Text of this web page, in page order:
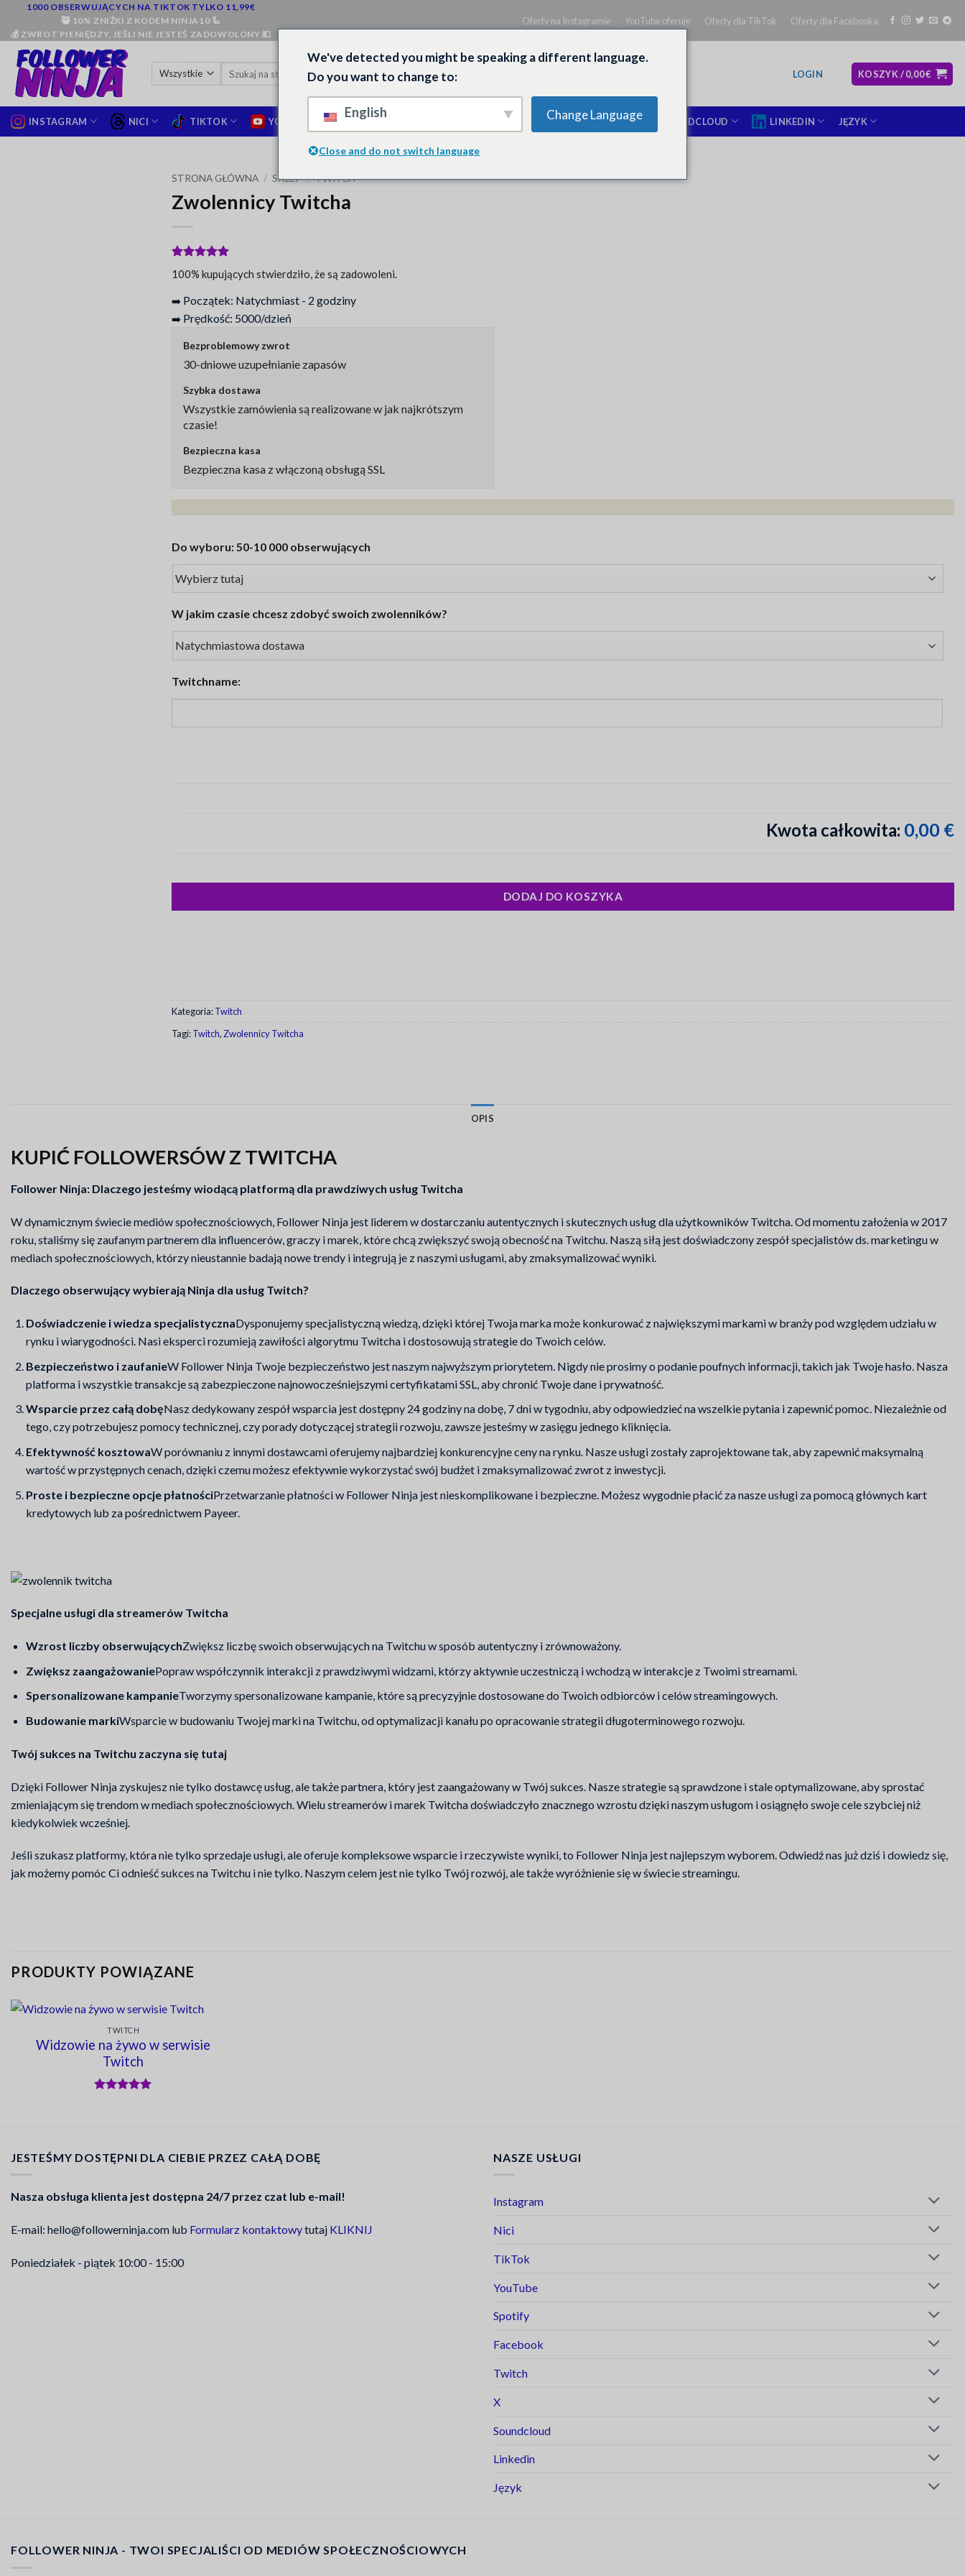
Przejdź
treści
1000 OBSERWUJĄCYCH NA TIKTOK TYLKO 11,99€
🥷 10% ZNIŻKI Z KODEM NINJA10 🦾
💰 ZWROT PIENIĘDZY, JEŚLI NIE JESTEŚ ZADOWOLONY 💵
Oferty na Instagramie YouTube oferuje Oferty dla TikTok Oferty dla Facebooka
LOGIN KOSZYK /0,00€
INSTAGRAM NICI TIKTOK YOUTUBE SPOTIFY TWITCH X SOUNDCLOUD LINKEDIN JĘZYK
STRONA GŁÓWNA / SKLEP / TWITCH
Zwolennicy Twitcha
Oceniony
5
na 5 na
32
ocen
klientów
100% kupujących stwierdziło, że są zadowoleni.
➡️ Początek: Natychmiast - 2 godziny
➡️ Prędkość: 5000/dzień
Bezproblemowy zwrot
30-dniowe uzupełnianie zapasów
Szybka dostawa
Wszystkie zamówienia są realizowane w jak najkrótszym
czasie!
Bezpieczna kasa
Bezpieczna kasa z włączoną obsługą SSL
Do wyboru: 50-10 000 obserwujących
W jakim czasie chcesz zdobyć swoich zwolenników?
Twitchname:
Kwota całkowita: 0,00 €
DODAJ DO KOSZYKA
Kategoria:Twitch
Tagi:Twitch,Zwolennicy Twitcha
OPIS
KUPIĆ FOLLOWERSÓW Z TWITCHA
Follower Ninja: Dlaczego jesteśmy wiodącą platformą dla prawdziwych usług Twitcha
W dynamicznym świecie mediów społecznościowych, Follower Ninja jest liderem w dostarczaniu autentycznych i skutecznych usług dla użytkowników Twitcha. Od momentu założenia w 2017
roku, staliśmy się zaufanym partnerem dla influencerów, graczy i marek, które chcą zwiększyć swoją obecność na Twitchu. Naszą siłą jest doświadczony zespół specjalistów ds. marketingu w
mediach społecznościowych, którzy nieustannie badają nowe trendy i integrują je z naszymi usługami, aby zmaksymalizować wyniki.
Dlaczego obserwujący wybierają Ninja dla usług Twitch?
Doświadczenie i wiedza specjalistycznaDysponujemy specjalistyczną wiedzą, dzięki której Twoja marka może konkurować z największymi markami w branży pod względem udziału w
rynku i wiarygodności. Nasi eksperci rozumieją zawiłości algorytmu Twitcha i dostosowują strategie do Twoich celów.
Bezpieczeństwo i zaufanieW Follower Ninja Twoje bezpieczeństwo jest naszym najwyższym priorytetem. Nigdy nie prosimy o podanie poufnych informacji, takich jak Twoje hasło. Nasza
platforma i wszystkie transakcje są zabezpieczone najnowocześniejszymi certyfikatami SSL, aby chronić Twoje dane i prywatność.
Wsparcie przez całą dobęNasz dedykowany zespół wsparcia jest dostępny 24 godziny na dobę, 7 dni w tygodniu, aby odpowiedzieć na wszelkie pytania i zapewnić pomoc. Niezależnie od
tego, czy potrzebujesz pomocy technicznej, czy porady dotyczącej strategii rozwoju, zawsze jesteśmy w zasięgu jednego kliknięcia.
Efektywność kosztowaW porównaniu z innymi dostawcami oferujemy najbardziej konkurencyjne ceny na rynku. Nasze usługi zostały zaprojektowane tak, aby zapewnić maksymalną
wartość w przystępnych cenach, dzięki czemu możesz efektywnie wykorzystać swój budżet i zmaksymalizować zwrot z inwestycji.
Proste i bezpieczne opcje płatnościPrzetwarzanie płatności w Follower Ninja jest nieskomplikowane i bezpieczne. Możesz wygodnie płacić za nasze usługi za pomocą głównych kart
kredytowych lub za pośrednictwem Payeer.
Specjalne usługi dla streamerów Twitcha
Wzrost liczby obserwującychZwiększ liczbę swoich obserwujących na Twitchu w sposób autentyczny i zrównoważony.
Zwiększ zaangażowaniePopraw współczynnik interakcji z prawdziwymi widzami, którzy aktywnie uczestniczą i wchodzą w interakcje z Twoimi streamami.
Spersonalizowane kampanieTworzymy spersonalizowane kampanie, które są precyzyjnie dostosowane do Twoich odbiorców i celów streamingowych.
Budowanie markiWsparcie w budowaniu Twojej marki na Twitchu, od optymalizacji kanału po opracowanie strategii długoterminowego rozwoju.
Twój sukces na Twitchu zaczyna się tutaj
Dzięki Follower Ninja zyskujesz nie tylko dostawcę usług, ale także partnera, który jest zaangażowany w Twój sukces. Nasze strategie są sprawdzone i stale optymalizowane, aby sprostać
zmieniającym się trendom w mediach społecznościowych. Wielu streamerów i marek Twitcha doświadczyło znacznego wzrostu dzięki naszym usługom i osiągnęło swoje cele szybciej niż
kiedykolwiek wcześniej.
Jeśli szukasz platformy, która nie tylko sprzedaje usługi, ale oferuje kompleksowe wsparcie i rzeczywiste wyniki, to Follower Ninja jest najlepszym wyborem. Odwiedź nas już dziś i dowiedz się,
jak możemy pomóc Ci odnieść sukces na Twitchu i nie tylko. Naszym celem jest nie tylko Twój rozwój, ale także wyróżnienie się w świecie streamingu.
PRODUKTY POWIĄZANE
TWITCH
Widzowie na żywo w serwisie
Twitch
JESTEŚMY DOSTĘPNI DLA CIEBIE PRZEZ CAŁĄ DOBĘ
Nasza obsługa klienta jest dostępna 24/7 przez czat lub e-mail!
E-mail: hello@followerninja.com lub Formularz kontaktowytutaj KLIKNIJ
Poniedziałek - piątek 10:00 - 15:00
NASZE USŁUGI
Instagram
Nici
TikTok
YouTube
Spotify
Facebook
Twitch
X
Soundcloud
Linkedin
Język
FOLLOWER NINJA - TWOI SPECJALIŚCI OD MEDIÓW SPOŁECZNOŚCIOWYCH
We've detected you might be speaking a different language.
Do you want to change to:
English Change Language
Close and do not switch language